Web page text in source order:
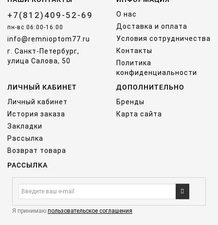
+7(812)409-52-69
пн-вс 06:00-16:00
info@remnioptom77.ru
г. Санкт-Петербург,
улица Салова, 50
О нас
Доставка и оплата
Условия сотрудничества
Контакты
Политика
конфиденциальности
ЛИЧНЫЙ КАБИНЕТ
Личный кабинет
История заказа
Закладки
Рассылка
Возврат товара
ДОПОЛНИТЕЛЬНО
Бренды
Карта сайта
РАССЫЛКА
Я принимаю пользовательское соглашения